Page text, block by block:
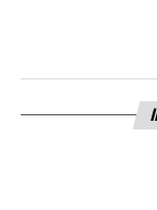
rivelazioni ai
delle gravi
Italia».